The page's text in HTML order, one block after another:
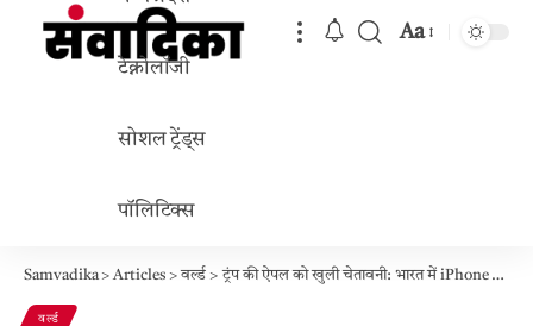
टेक्नोलॉजी
सोशल ट्रेंड्स
पॉलिटिक्स
Aa
Samvadika>Articles >वर्ल्ड >ट्रंप की ऐपल को खुली चेतावनी: भारत में iPhone बनाए तो अमेरिका में 25% टैरिफ
वर्ल्ड